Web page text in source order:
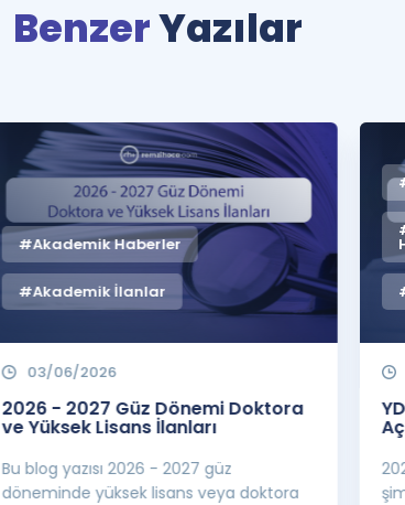
BenzerYazılar
#Akademik Haberler
#Akademik İlanlar
03/06/2026
2026 - 2027 Güz Dönemi Doktora
ve Yüksek Lisans İlanları
Bu blog yazısı 2026 - 2027 güz
döneminde yüksek lisans veya doktora